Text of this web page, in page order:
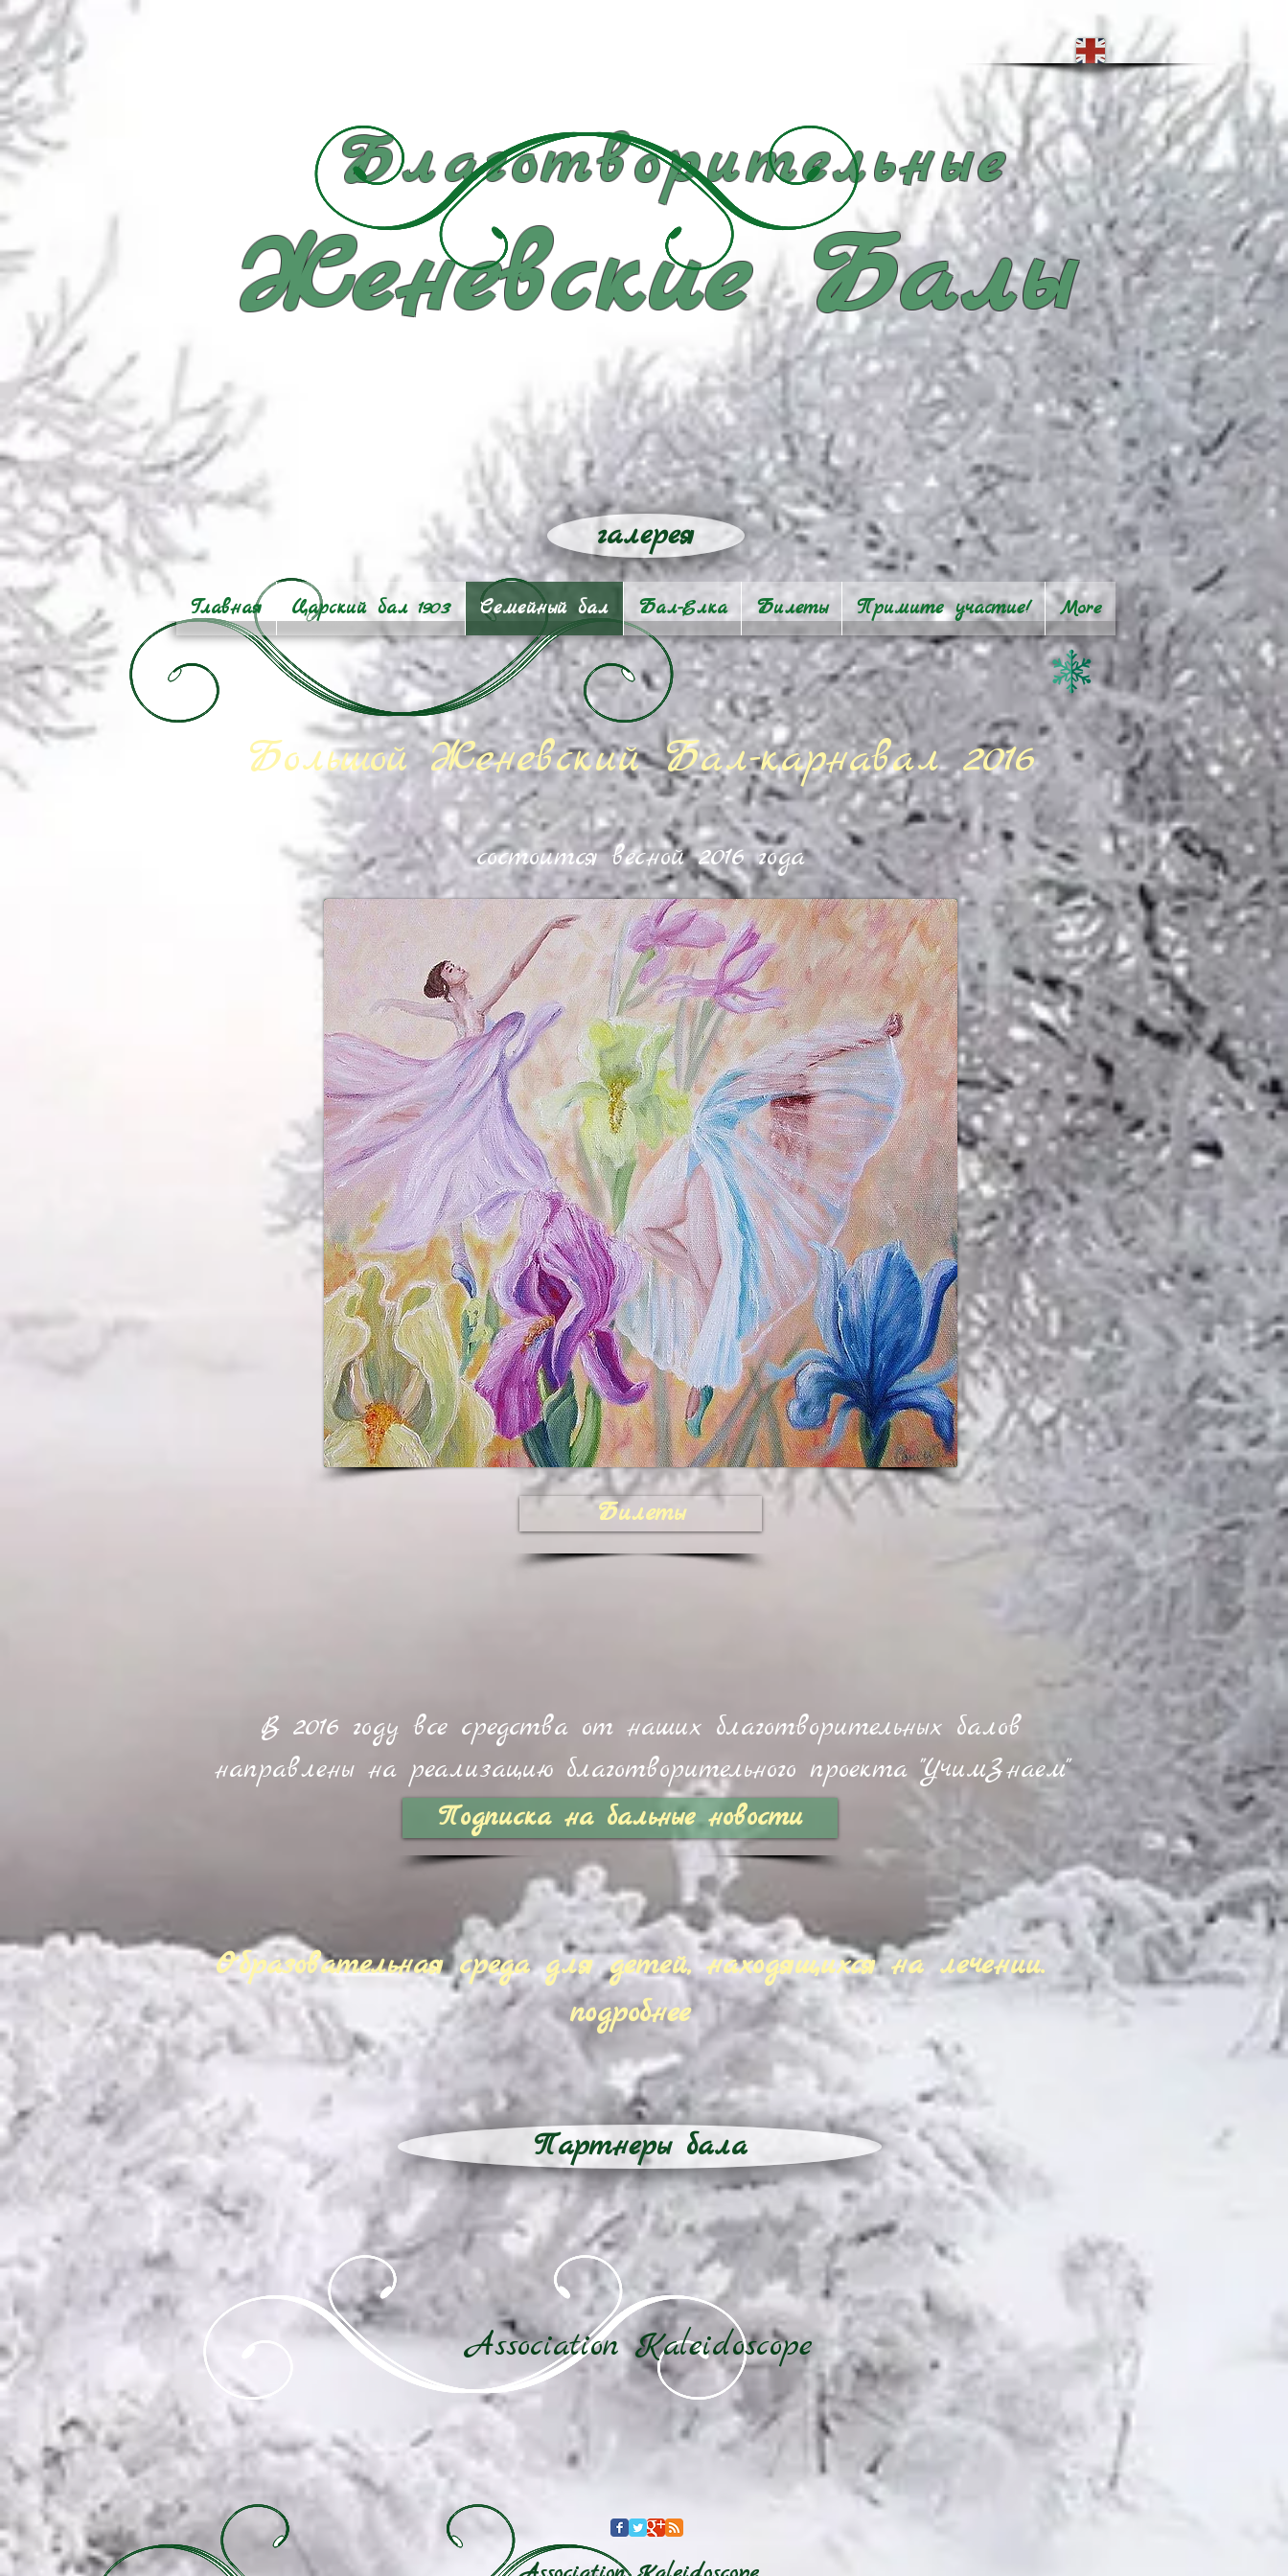
Благотворительные
Женевские Балы
галерея
Главная Царский бал 1903 Семейный бал Бал-Eлка Билеты Примите участие! More
Большой Женевский Бал-карнавал 2016
состоится весной 2016 года
В 2016 году все средства от наших благотворительных балов
направлены на реализацию благотворительного проекта "УчимЗнаем"
Билеты
Подписка на бальные новости
Образовательная среда для детей, находящихся на лечении.
подробнее
Партнеры бала
AssociationKaleidoscope